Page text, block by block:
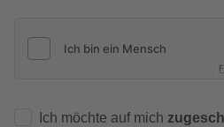
Ich möchte auf mich